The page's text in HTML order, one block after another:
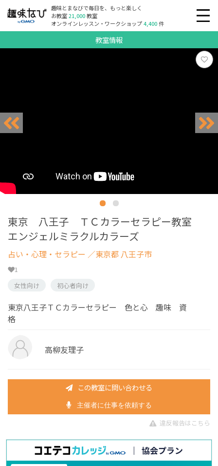
趣味とまなびで毎日を、もっと楽しく
お教室21,000教室
オンラインレッスン・ワークショップ4,400件
教室情報
東京 八王子 ＴＣカラーセラピー教室
エンジェルミラクルカラーズ
占い・心理・セラピー ／東京都 八王子市
1
女性向け
初心者向け
東京八王子ＴＣカラーセラピー 色と心 趣味 資
格
高柳友理子
この教室に問い合わせる
主催者に仕事を依頼する
違反報告はこちら